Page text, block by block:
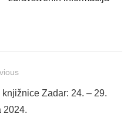
Zadar: 24. – 29.
2024.